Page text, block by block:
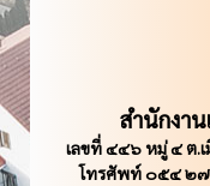
สำนักงา
เลขที่ ๔๔๖ หมู่ ๔ ต.
โทรศัพท์ ๐๕๔ ๒